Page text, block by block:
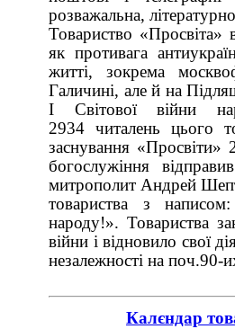
розважальна,
Товариство
як противага
житті, зокрема
Галичині, але й на
І Світової війни
2934 читалень цього
заснування «Просвіти»
богослужіння
митрополит Андрей
товариства з
народу!». Товариства
війни і відновило свої
незалежності на поч.90-
Калєндар